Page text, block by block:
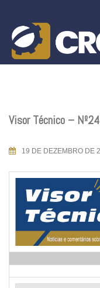
content
Visor Técnico –
19 DE DEZEMBRO DE